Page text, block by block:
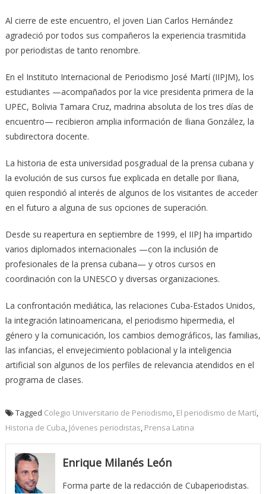
Al cierre de este encuentro, el joven Lian Carlos Hernández
agradeció por todos sus compañeros la experiencia trasmitida
por periodistas de tanto renombre.
En el Instituto Internacional de Periodismo José Martí (IIPJM), los
estudiantes —acompañados por la vice presidenta primera de la
UPEC, Bolivia Tamara Cruz, madrina absoluta de los tres días de
encuentro— recibieron amplia información de Iliana González, la
subdirectora docente.
La historia de esta universidad posgradual de la prensa cubana y
la evolución de sus cursos fue explicada en detalle por Iliana,
quien respondió al interés de algunos de los visitantes de acceder
en el futuro a alguna de sus opciones de superación.
Desde su reapertura en septiembre de 1999, el IIPJ ha impartido
varios diplomados internacionales —con la inclusión de
profesionales de la prensa cubana— y otros cursos en
coordinación con la UNESCO y diversas organizaciones.
La confrontación mediática, las relaciones Cuba-Estados Unidos,
la integración latinoamericana, el periodismo hipermedia, el
género y la comunicación, los cambios demográficos, las familias,
las infancias, el envejecimiento poblacional y la inteligencia
artificial son algunos de los perfiles de relevancia atendidos en el
programa de clases.
Tagged Colegio Universitario de Periodismo, El periodismo de Martí,
Historia de Cuba, Jóvenes periodistas, Prensa Latina
Enrique Milanés León
Forma parte de la redacción de Cubaperiodistas.